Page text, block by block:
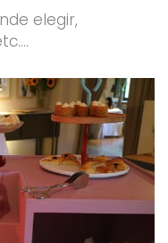
elegir,